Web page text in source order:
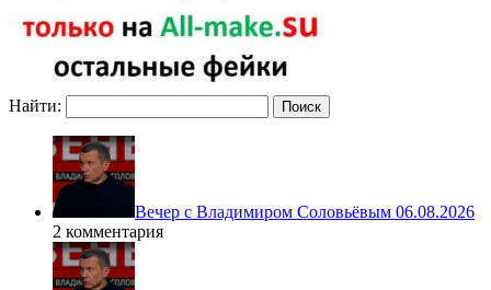
Найти:
Вечер с Владимиром Соловьёвым 06.08.2026
2 комментария